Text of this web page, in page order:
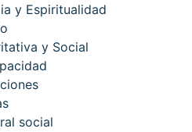
y Espiritualidad
y Social
social